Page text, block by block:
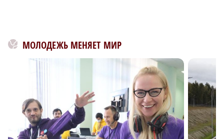
МОЛОДЕЖЬ МЕНЯЕТ МИР